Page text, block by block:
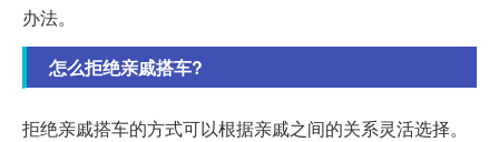
办法。
怎么拒绝亲戚搭车?
拒绝亲戚搭车的方式可以根据亲戚之间的关系灵活选择。